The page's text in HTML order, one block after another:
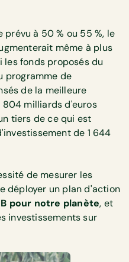
à 50 % ou 55 %, le
même à plus
fonds proposés du
programme de
de la meilleure
804 milliards d'euros
tiers de ce qui est
de 1 644
de mesurer les
déployer un plan d'action
pour notre planète, et
investissements sur